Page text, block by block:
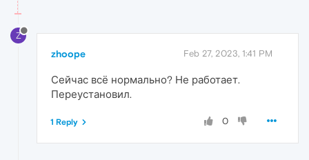
Z
zhoope Feb 27, 2023, 1:41 PM
Сейчас всё нормально? Не работает.
Переустановил.
0
1 Reply